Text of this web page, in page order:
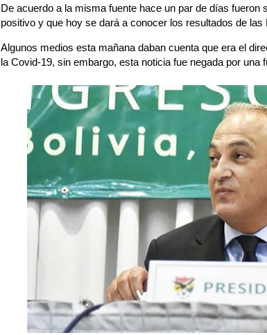
De acuerdo a la misma fuente hace un par de días
positivo y que hoy se dará a conocer los resultados de las
Algunos medios esta mañana daban cuenta que era el
la Covid-19, sin embargo, esta noticia fue negada por una